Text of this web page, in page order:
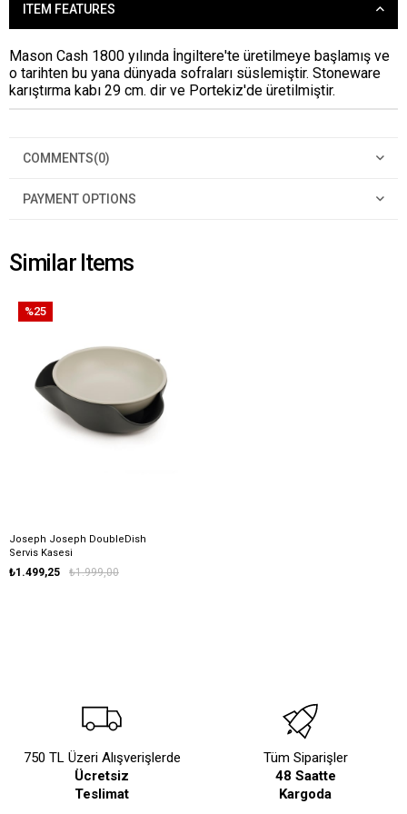
ITEM FEATURES
Mason Cash 1800 yılında İngiltere'te üretilmeye başlamış ve
o tarihten bu yana dünyada sofraları süslemiştir. Stoneware
karıştırma kabı 29 cm. dir ve Portekiz'de üretilmiştir.
COMMENTS(0)
PAYMENT OPTIONS
Similar Items
Joseph Joseph DoubleDish
Servis Kasesi
₺1.499,25 ₺1.999,00
%25
750 TL Üzeri Alışverişlerde
Ücretsiz
Teslimat
Tüm Siparişler
48 Saatte
Kargoda